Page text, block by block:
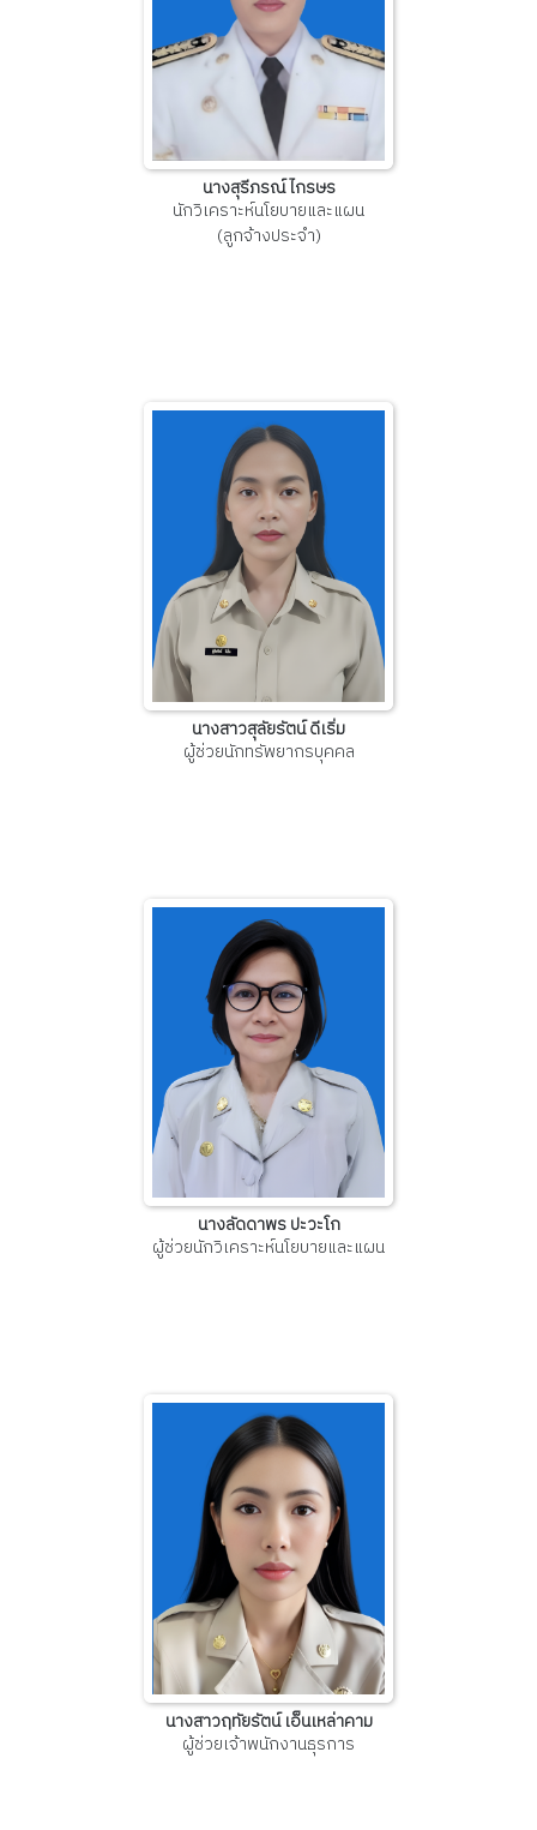
นางสุรีภรณ์ ไกรษร
นักวิเคราะห์นโยบายและแผน
(ลูกจ้างประจำ)
นางสาวสุลัยรัตน์ ดีเริ่ม
ผู้ช่วยนักทรัพยากรบุคคล
นางลัดดาพร ปะวะโก
ผู้ช่วยนักวิเคราะห์นโยบายและแผน
นางสาวฤทัยรัตน์ เอ็นเหล่าคาม
ผู้ช่วยเจ้าพนักงานธุรการ